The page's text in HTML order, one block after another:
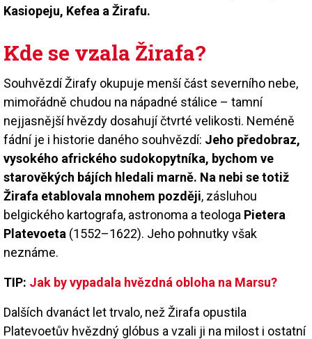
Kasiopeju, Kefea a Žirafu.
Kde se vzala Žirafa?
Souhvězdí Žirafy okupuje menší část severního nebe,
mimořádně chudou na nápadné stálice – tamní
nejjasnější hvězdy dosahují čtvrté velikosti. Neméně
fádní je i historie daného souhvězdí: Jeho předobraz,
vysokého afrického sudokopytníka, bychom ve
starověkých bájích hledali marně. Na nebi se totiž
Žirafa etablovala mnohem později, zásluhou
belgického kartografa, astronoma a teo­loga Pietera
Platevoeta (1552–1622). Jeho pohnutky však
neznáme.
TIP: Jak by vypadala hvězdná obloha na Marsu?
Dalších dvanáct let trvalo, než Žirafa opustila
Platevoetův hvězdný glóbus a vzali ji na milost i ostatní